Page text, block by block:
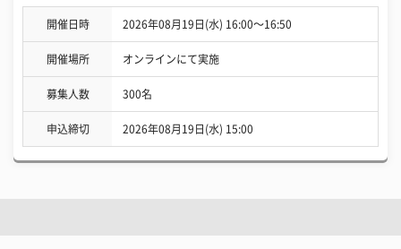
開催日時 2026年08月19日(水) 16:00〜16:50
開催場所 オンラインにて実施
募集人数 300名
申込締切 2026年08月19日(水) 15:00